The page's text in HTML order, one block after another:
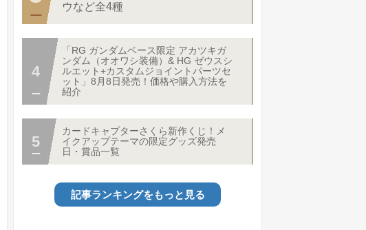
ウなど全4種
「RG ガンダムベース限定 アカツキガ
ンダム（オオワシ装備）& HG ゼウスシ
ルエット+カスタムジョイントパーツセ
ット」8月8日発売！価格や購入方法を
紹介
カードキャプターさくら新作くじ！メ
イクアップテーマの限定グッズ発売
日・賞品一覧
記事ランキングをもっと見る